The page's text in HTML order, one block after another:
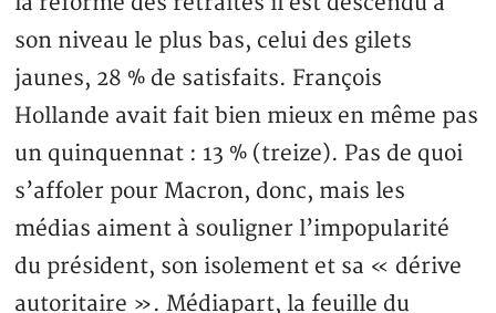
son niveau le plus bas, celui des gilets
jaunes, 28 % de satisfaits. François
Hollande avait fait bien mieux en même pas
un quinquennat : 13 % (treize). Pas de quoi
s’affoler pour Macron, donc, mais les
médias aiment à souligner l’impopularité
du président, son isolement et sa « dérive
autoritaire ». Médiapart, la feuille du